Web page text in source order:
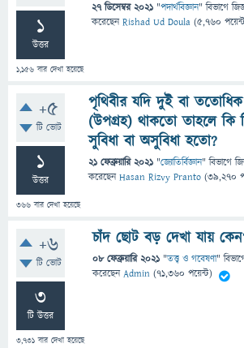
1
উত্তর
1,156 বার দেখা হয়েছে
27 ডিসেম্বর 2021 "পদার্থবিজ্ঞান" বিভাগে
করেছেনRishad Ud Doula (5,760
+5
টি ভোট
1
উত্তর
366 বার দেখা হয়েছে
পৃথিবীর যদি দুই বা
(উপগ্রহ) থাকতো তাহলে কি
সুবিধা বা অসুবিধা হতো?
21 ফেব্রুয়ারি 2021 "জ্যোতির্বিজ্ঞান" বিভাগে
করেছেনHasan Rizvy Pranto (39,270
+6
টি ভোট
3
টি উত্তর
3,731 বার দেখা হয়েছে
চাঁদ ছোট বড় দেখা যায়
08 ফেব্রুয়ারি 2021 "তত্ত্ব ও গবেষণা"
করেছেনAdmin (71,360 পয়েন্ট)